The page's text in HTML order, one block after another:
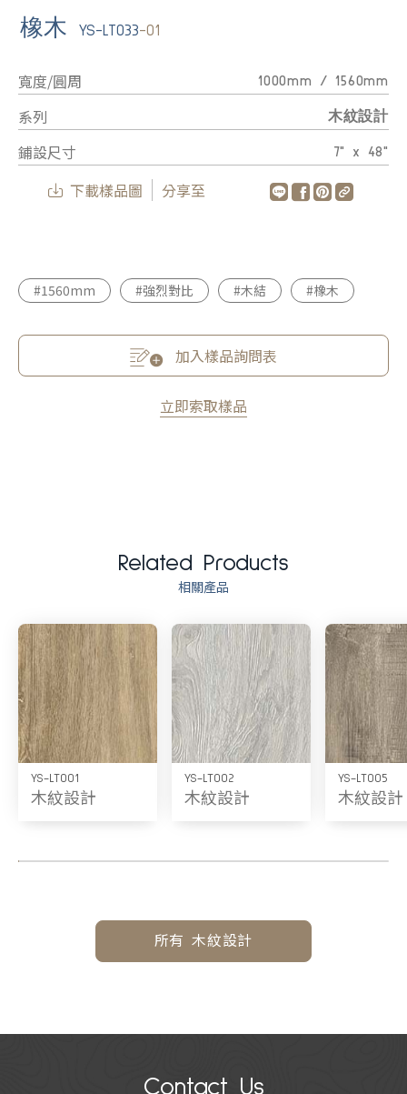
橡木 YS-LT033-01
寬度/圓周 1000mm / 1560mm
系列 木紋設計
鋪設尺寸 7" x 48"
下載樣品圖 分享至
#1560mm #強烈對比 #木結 #橡木
加入樣品詢問表
立即索取樣品
Related Products
相關產品
YS-LT001
木紋設計
YS-LT002
木紋設計
YS-LT005
木紋設計
所有 木紋設計
Contact Us